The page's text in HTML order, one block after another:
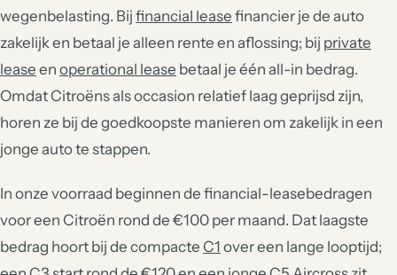
wegenbelasting. Bij financial lease financier je de auto
zakelijk en betaal je alleen rente en aflossing; bij private
lease en operational lease betaal je één all-in bedrag.
Omdat Citroëns als occasion relatief laag geprijsd zijn,
horen ze bij de goedkoopste manieren om zakelijk in een
jonge auto te stappen.
In onze voorraad beginnen de financial-leasebedragen
voor een Citroën rond de €100 per maand. Dat laagste
bedrag hoort bij de compacte C1 over een lange looptijd;